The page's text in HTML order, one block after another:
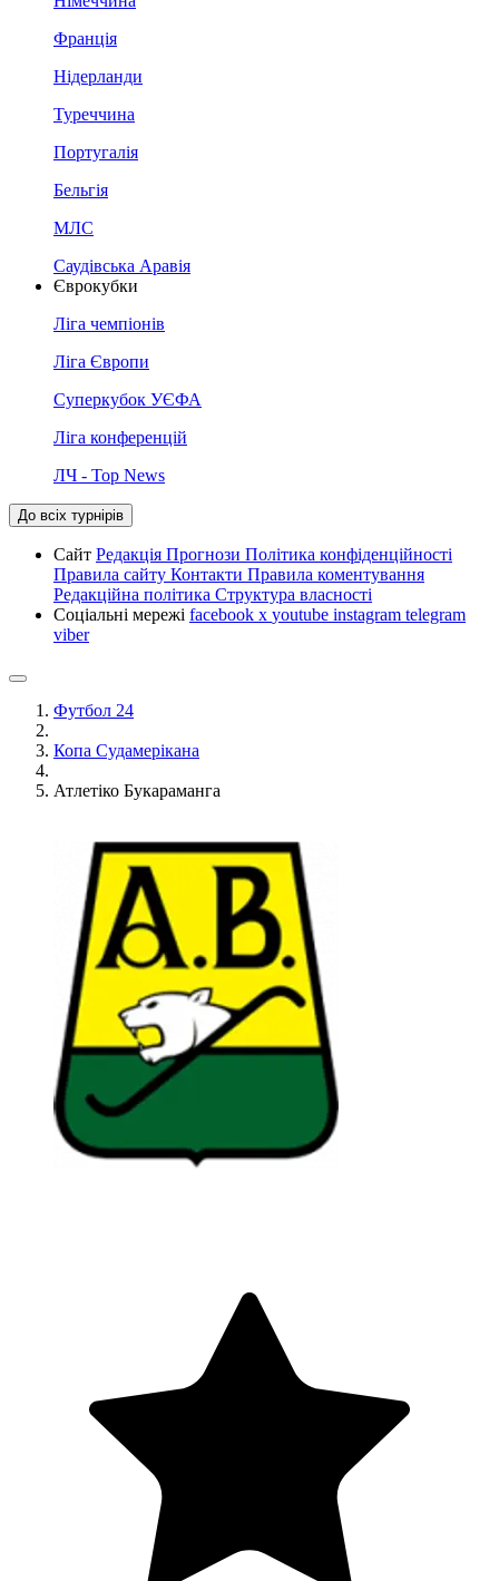
Франція
Нідерланди
Туреччина
Португалія
Бельгія
МЛС
Саудівська Аравія
Єврокубки
Ліга чемпіонів
Ліга Європи
Суперкубок УЄФА
Ліга конференцій
ЛЧ - Top News
До всіх турнірів
Сайт Редакція Прогнози Політика конфіденційності
Правила сайту Контакти Правила коментування
Редакційна політика Структура власності
Соціальні мережі facebook x youtube instagram telegram
viber
Футбол 24
Копа Судамерікана
Атлетіко Букараманга